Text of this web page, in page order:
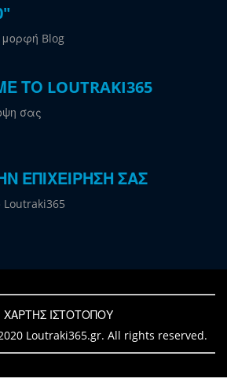
μορφή Blog
ΤΟ LOUTRAKI365
σας
ΕΠΙΧΕΙΡΗΣΗ ΣΑΣ
Loutraki365
ΧΑΡΤΗΣ ΙΣΤΟΤΟΠΟΥ
Loutraki365.gr. All rights reserved.